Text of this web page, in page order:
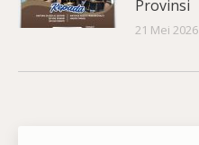
Provinsi
21 Mei 2026